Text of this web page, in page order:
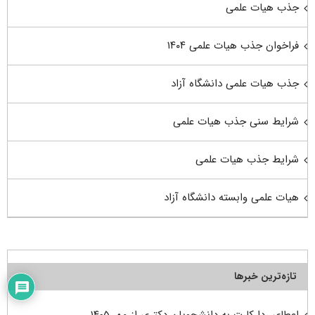
جذب هیات علمی
فراخوان جذب هیات علمی ۱۴۰۴
جذب هیات علمی دانشگاه آزاد
شرایط سنی جذب هیات علمی
شرایط جذب هیات علمی
هیات علمی وابسته دانشگاه آزاد
تازه‌ترین خبرها